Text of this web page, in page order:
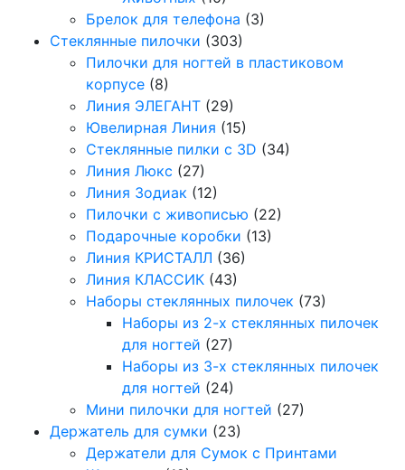
Брелок для телефона (3)
Стеклянные пилочки (303)
Пилочки для ногтей в пластиковом
корпусе (8)
Линия ЭЛЕГАНТ (29)
Ювелирная Линия (15)
Стеклянные пилки с 3D (34)
Линия Люкс (27)
Линия Зодиак (12)
Пилочки с живописью (22)
Подарочные коробки (13)
Линия КРИСТАЛЛ (36)
Линия КЛАССИК (43)
Наборы стеклянных пилочек (73)
Наборы из 2-х стеклянных пилочек
для ногтей (27)
Наборы из 3-х стеклянных пилочек
для ногтей (24)
Мини пилочки для ногтей (27)
Держатель для сумки (23)
Держатели для Сумок с Принтами